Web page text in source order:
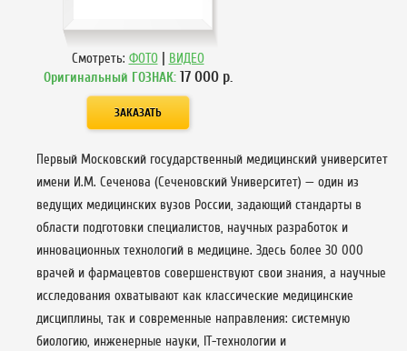
Смотреть: ФОТО | ВИДЕО
Оригинальный ГОЗНАК: 17 000р.
Первый Московский государственный медицинский университет
имени И.М. Сеченова (Сеченовский Университет) — один из
ведущих медицинских вузов России, задающий стандарты в
области подготовки специалистов, научных разработок и
инновационных технологий в медицине. Здесь более 30 000
врачей и фармацевтов совершенствуют свои знания, а научные
исследования охватывают как классические медицинские
дисциплины, так и современные направления: системную
биологию, инженерные науки, IT-технологии и